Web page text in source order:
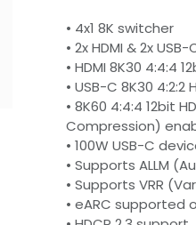
• 4x1 8K switcher
• 2x HDMI & 2x
• HDMI 8K30 4:4:4
• USB-C 8K30 4:2:2
• 8K60 4:4:4 12bit
Compression)
• 100W USB-C
• Supports ALLM
• Supports VRR
• eARC supported